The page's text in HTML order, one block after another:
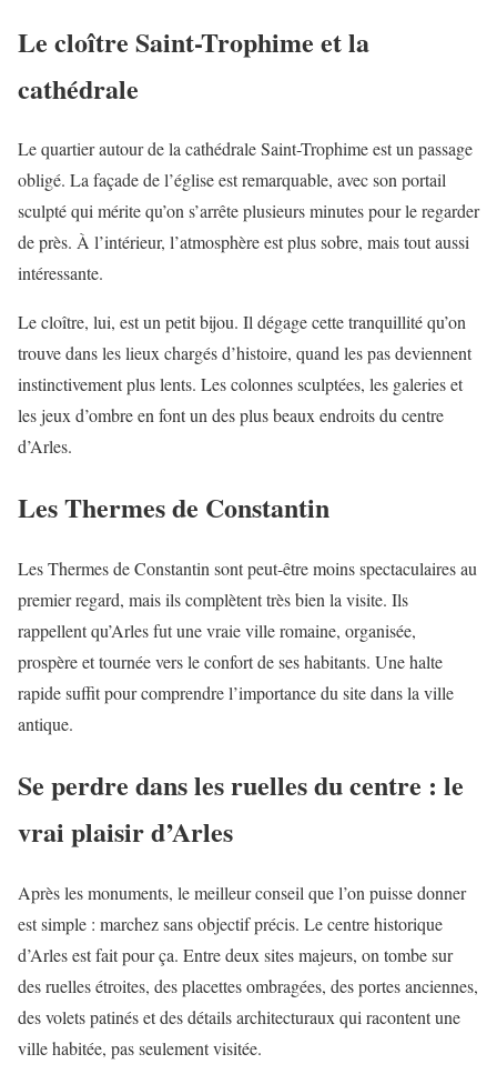
Le cloître Saint-Trophime et la
cathédrale
Le quartier autour de la cathédrale Saint-Trophime est un passage
obligé. La façade de l’église est remarquable, avec son portail
sculpté qui mérite qu’on s’arrête plusieurs minutes pour le regarder
de près. À l’intérieur, l’atmosphère est plus sobre, mais tout aussi
intéressante.
Le cloître, lui, est un petit bijou. Il dégage cette tranquillité qu’on
trouve dans les lieux chargés d’histoire, quand les pas deviennent
instinctivement plus lents. Les colonnes sculptées, les galeries et
les jeux d’ombre en font un des plus beaux endroits du centre
d’Arles.
Les Thermes de Constantin
Les Thermes de Constantin sont peut-être moins spectaculaires au
premier regard, mais ils complètent très bien la visite. Ils
rappellent qu’Arles fut une vraie ville romaine, organisée,
prospère et tournée vers le confort de ses habitants. Une halte
rapide suffit pour comprendre l’importance du site dans la ville
antique.
Se perdre dans les ruelles du centre : le
vrai plaisir d’Arles
Après les monuments, le meilleur conseil que l’on puisse donner
est simple : marchez sans objectif précis. Le centre historique
d’Arles est fait pour ça. Entre deux sites majeurs, on tombe sur
des ruelles étroites, des placettes ombragées, des portes anciennes,
des volets patinés et des détails architecturaux qui racontent une
ville habitée, pas seulement visitée.